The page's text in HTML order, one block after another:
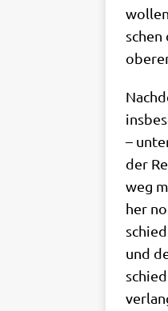
–
der
weg
her
und